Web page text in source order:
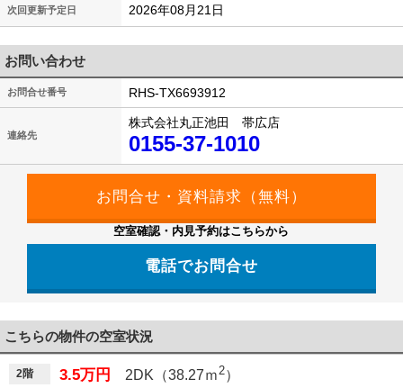
次回更新予定日 2026年08月21日
お問い合わせ
お問合せ番号 RHS-TX6693912
連絡先
株式会社丸正池田 帯広店
0155-37-1010
空室確認・内見予約はこちらから
電話でお問合せ
こちらの物件の空室状況
2階 3.5万円 2DK（38.27ｍ2）